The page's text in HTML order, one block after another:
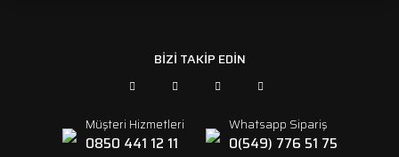
BİZİ TAKİP EDİN
Müşteri Hizmetleri
0850 441 12 11
Whatsapp Sipariş
0(549) 776 51 75